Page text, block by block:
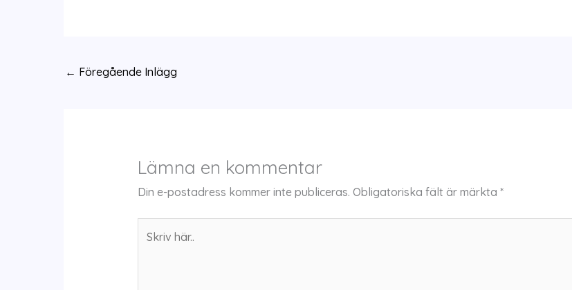
← Föregående Inlägg
Lämna en kommentar
Din e-postadress kommer inte publiceras. Obligatoriska fält är märkta *